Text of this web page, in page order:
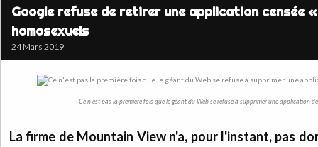
Google refuse de retirer une application censée
homosexuels
24 Mars 2019
Ce n'est pas la première fois que le géant du Web se refuse à supprimer une application
La firme de Mountain View n'a, pour l'instant, pas